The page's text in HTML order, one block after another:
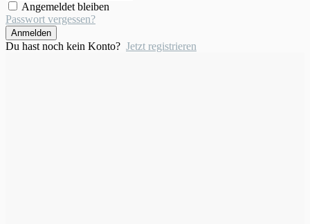
Angemeldet bleiben
Passwort vergessen?
Anmelden
Du hast noch kein Konto? Jetzt registrieren